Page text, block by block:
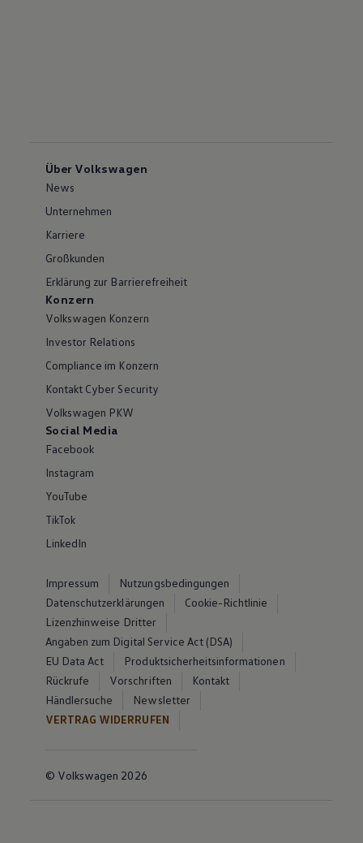
Über Volkswagen
News
Unternehmen
Karriere
Großkunden
Erklärung zur Barrierefreiheit
Konzern
Volkswagen Konzern
Investor Relations
Compliance im Konzern
Kontakt Cyber Security
Volkswagen PKW
Social Media
Facebook
Instagram
YouTube
TikTok
LinkedIn
Impressum
Nutzungsbedingungen
Datenschutzerklärungen
Cookie-Richtlinie
Lizenzhinweise Dritter
Angaben zum Digital Service Act (DSA)
EU Data Act
Produktsicherheitsinformationen
Rückrufe
Vorschriften
Kontakt
Händlersuche
Newsletter
VERTRAG WIDERRUFEN
© Volkswagen 2026